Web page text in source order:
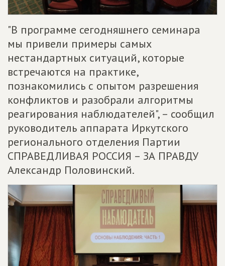
"В программе сегодняшнего семинара
мы привели примеры самых
нестандартных ситуаций, которые
встречаются на практике,
познакомились с опытом разрешения
конфликтов и разобрали алгоритмы
реагирования наблюдателей", – сообщил
руководитель аппарата Иркутского
регионального отделения Партии
СПРАВЕДЛИВАЯ РОССИЯ – ЗА ПРАВДУ
Александр Половинский.